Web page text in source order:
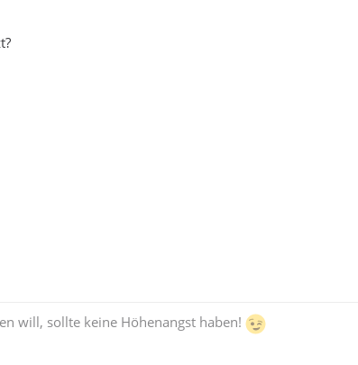
will, sollte keine Höhenangst haben!